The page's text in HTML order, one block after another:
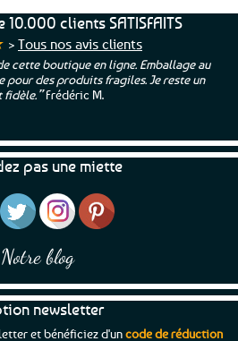
clients SATISFAITS
> Tous nos avis clients
cette boutique en ligne. Emballage au
pour des produits fragiles. Je reste un
fidèle.”Frédéric M.
pas une miette
Notre blog
newsletter
et bénéficiez d'uncode de réduction